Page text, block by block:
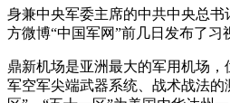
身兼中央军委主席的中共中央总
方微博“中国军网”前几日发布了习
鼎新机场是亚洲最大的军用机场
军空军尖端武器系统、战术战法